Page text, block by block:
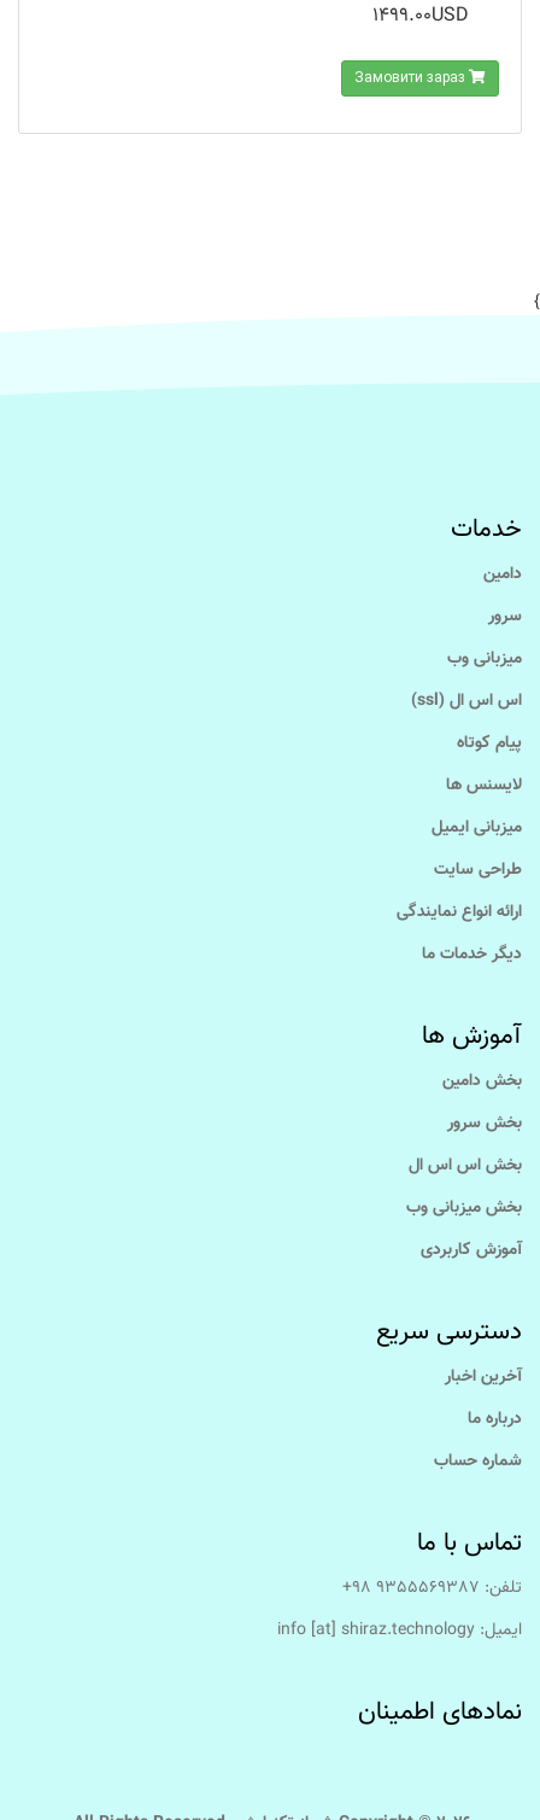
1499.00USD
Замовити зараз
}
خدمات
دامین
سرور
میزبانی وب
اس اس ال (ssl)
پیام کوتاه
لایسنس ها
میزبانی ایمیل
طراحی سایت
ارائه انواع نمایندگی
دیگر خدمات ما
آموزش ها
بخش دامین
بخش سرور
بخش اس اس ال
بخش میزبانی وب
آموزش کاربردی
دسترسی سریع
آخرین اخبار
درباره ما
شماره حساب
تماس با ما
تلفن: 9355569387 98+
ایمیل:‌ info [at] shiraz.technology
نمادهای اطمینان